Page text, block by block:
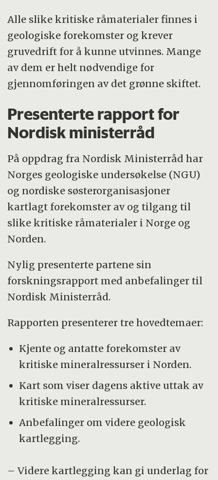
Alle slike kritiske råmaterialer finnes i
geologiske forekomster og krever
gruvedrift for å kunne utvinnes. Mange
av dem er helt nødvendige for
gjennomføringen av det grønne skiftet.
Presenterte rapport for
Nordisk ministerråd
På oppdrag fra Nordisk Ministerråd har
Norges geologiske undersøkelse (NGU)
og nordiske søsterorganisasjoner
kartlagt forekomster av og tilgang til
slike kritiske råmaterialer i Norge og
Norden.
Nylig presenterte partene sin
forskningsrapport med anbefalinger til
Nordisk Ministerråd.
Rapporten presenterer tre hovedtemaer:
Kjente og antatte forekomster av
kritiske mineralressurser i Norden.
Kart som viser dagens aktive uttak av
kritiske mineralressurser.
Anbefalinger om videre geologisk
kartlegging.
– Videre kartlegging kan gi underlag for